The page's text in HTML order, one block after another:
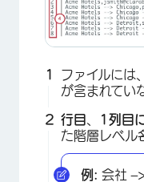
ファイルには
が含まれてい
行目 1列目
た階層レベル
例: 会社